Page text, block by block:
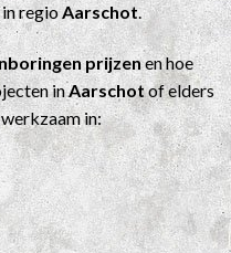
regioAarschot.
prijzenen hoe
inAarschotof elders
in: